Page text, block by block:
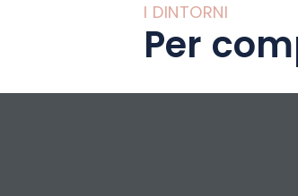
I DINTORNI
Per